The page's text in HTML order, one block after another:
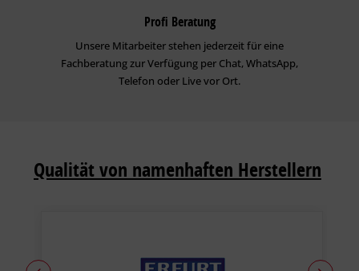
Profi Beratung
Unsere Mitarbeiter stehen jederzeit für eine
Fachberatung zur Verfügung per Chat, WhatsApp,
Telefon oder Live vor Ort.
Qualität von namenhaften Herstellern